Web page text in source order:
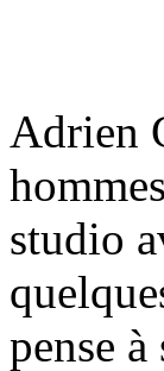
Adrien
studio
pense